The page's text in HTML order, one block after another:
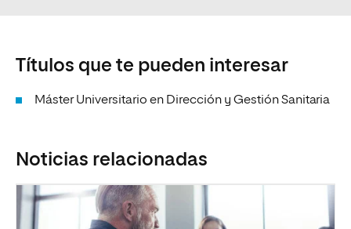
Títulos que te pueden interesar
Máster Universitario en Dirección y Gestión Sanitaria
Noticias relacionadas